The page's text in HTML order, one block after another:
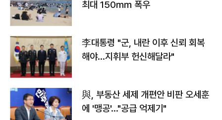
최대 150㎜ 폭우
李대통령 "군, 내란 이후 신뢰 회복
해야…지휘부 헌신해달라"
與, 부동산 세제 개편안 비판 오세훈
에 '맹공'…"공급 억제기"